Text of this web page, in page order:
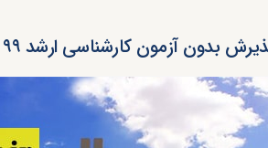
بدون آزمون کارشناسی ارشد ۹۹ دانشگاه بیرجند